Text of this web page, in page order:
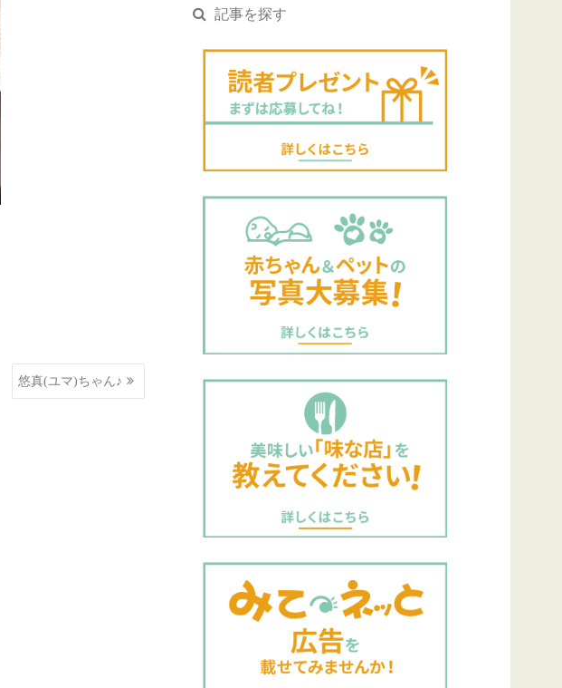
悠真(ユマ)ちゃん♪
記事を探す